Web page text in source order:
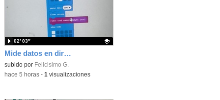
Mide datos en directo usando tu placa microbit y programando con MakeCode dos placas conectadas por radio
Contenido educativo.
subido por Felicisimo G.
02′ 03″
-hace 5 horas- 1 visualizaciones